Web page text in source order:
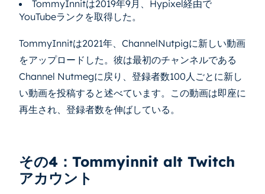
TommyInnitは2019年9月、Hypixel経由で
YouTubeランクを取得した。
TommyInnitは2021年、ChannelNutpigに新しい動画
をアップロードした。彼は最初のチャンネルである
Channel Nutmegに戻り、登録者数100人ごとに新し
い動画を投稿すると述べています。この動画は即座に
再生され、登録者数を伸ばしている。
その4：Tommyinnit alt Twitch
アカウント